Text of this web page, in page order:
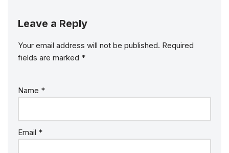
Leave a Reply
Your email address will not be published. Required
fields are marked *
Name *
Email *